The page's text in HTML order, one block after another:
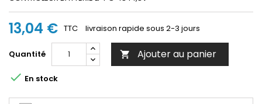
13,04 € TTC livraison rapide sous 2-3 jours
Quantité  Ajouter au panier
 En stock